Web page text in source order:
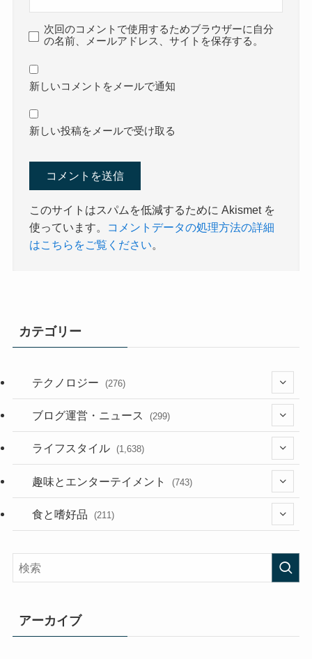
次回のコメントで使用するためブラウザーに自分
の名前、メールアドレス、サイトを保存する。
新しいコメントをメールで通知
新しい投稿をメールで受け取る
このサイトはスパムを低減するために Akismet を
使っています。
コメントデータの処理方法の詳細
はこちらをご覧ください。
カテゴリー
テクノロジー (276)
(36)
(187)
ブログ運営・ニュース (299)
(118)
(181)
ライフスタイル (1,638)
(394)
(282)
(33)
趣味とエンターテイメント (743)
(56)
食と嗜好品 (211)
アーカイブ